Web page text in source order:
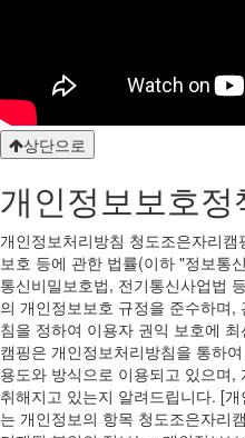
상단으로
개인정보보호정
개인정보처리방침 청도조은자리
보호 등에 관한 법률(이하 "정보통
통신비밀보호법, 전기통신사업법
의 개인정보보호 규정을 준수하며
침을 정하여 이용자 권익 보호에
캠핑은 개인정보처리방침을 통하
용도와 방식으로 이용되고 있으며
취해지고 있는지 알려드립니다. [
는 개인정보의 항목 청도조은자리